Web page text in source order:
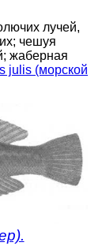
лучей,
чешуя
жаберная
julis (морской